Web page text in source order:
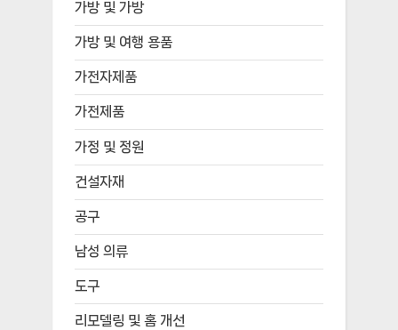
가방 및 가방
가방 및 여행 용품
가전자제품
가전제품
가정 및 정원
건설자재
공구
남성 의류
도구
리모델링 및 홈 개선